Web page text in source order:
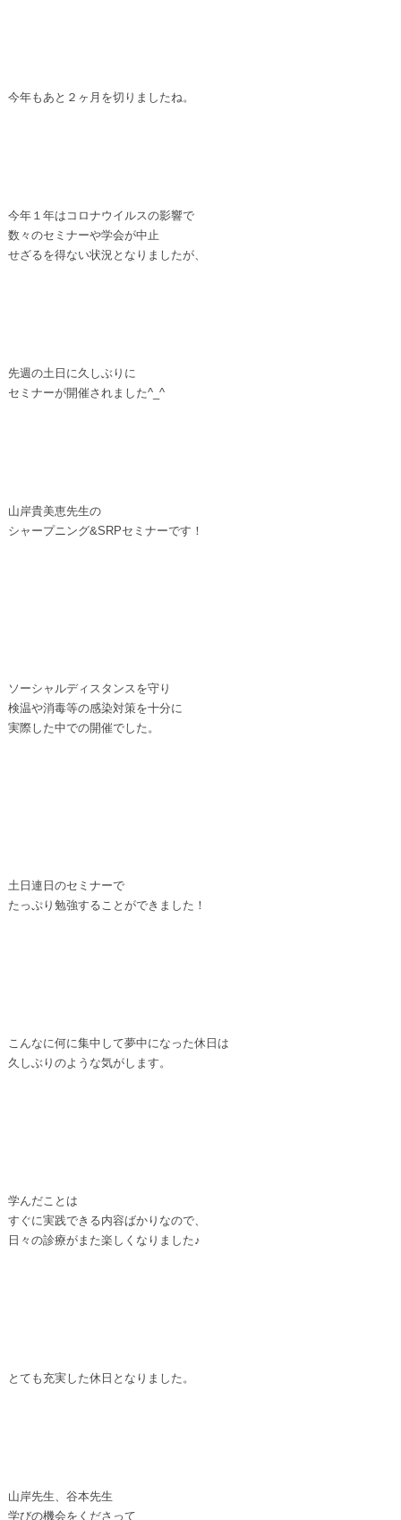
今年もあと２ヶ月を切りましたね。
今年１年はコロナウイルスの影響で
数々のセミナーや学会が中止
せざるを得ない状況となりましたが、
先週の土日に久しぶりに
セミナーが開催されました^_^
山岸貴美恵先生の
シャープニング&SRPセミナーです！
ソーシャルディスタンスを守り
検温や消毒等の感染対策を十分に
実際した中での開催でした。
土日連日のセミナーで
たっぷり勉強することができました！
こんなに何に集中して夢中になった休日は
久しぶりのような気がします。
学んだことは
すぐに実践できる内容ばかりなので、
日々の診療がまた楽しくなりました♪
とても充実した休日となりました。
山岸先生、谷本先生
学びの機会をくださって